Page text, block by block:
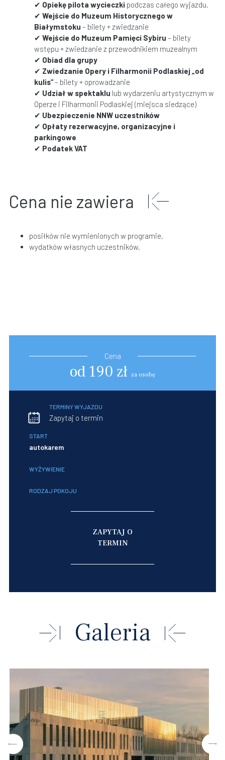
✔ Opiekę pilota wycieczkipodczas całego wyjazdu,
✔ Wejście do Muzeum Historycznego w
Białymstoku – bilety + zwiedzanie
✔ Wejście do Muzeum Pamięci Sybiru – bilety
wstępu + zwiedzanie z przewodnikiem muzealnym
✔ Obiad dla grupy
✔ Zwiedzanie Opery i Filharmonii Podlaskiej „od
kulis”– bilety + oprowadzanie
✔ Udział w spektaklu lub wydarzeniu artystycznym w
Operze i Filharmonii Podlaskiej (miejsca siedzące)
✔ Ubezpieczenie NNW uczestników
✔ Opłaty rezerwacyjne, organizacyjne i
parkingowe
✔ Podatek VAT
Cena nie zawiera
posiłków nie wymienionych w programie,
wydatków własnych uczestników,
Cena
od 190 zł za osobę
TERMINY WYJAZDU
Zapytaj o termin
START
autokarem
WYŻYWIENIE
RODZAJ POKOJU
ZAPYTAJ O
TERMIN
Galeria